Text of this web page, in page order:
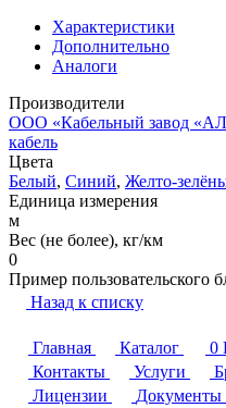
Характеристики
Дополнительно
Аналоги
Производители
ООО «Кабельный завод
кабель
Цвета
Белый, Синий, Желто-
Единица измерения
м
Вес (не более), кг/км
0
Пример пользовательского
Назад к списку
Главная Каталог 0
Контакты
Услуги
Лицензии
Документы